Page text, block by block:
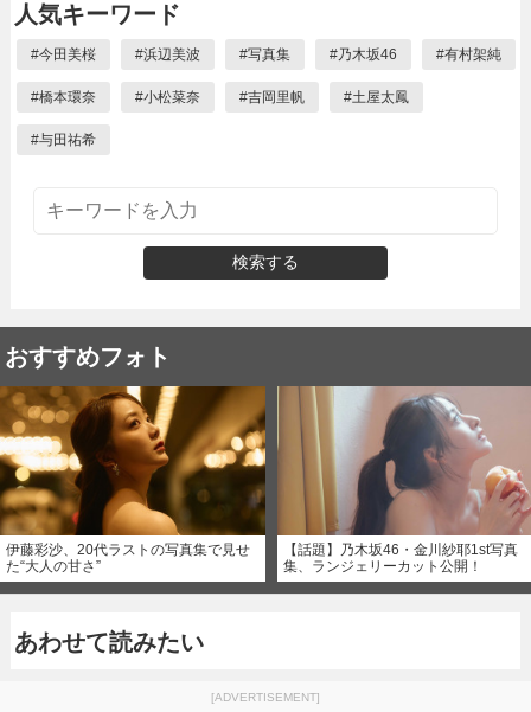
人気キーワード
#今田美桜 #浜辺美波 #写真集 #乃木坂46 #有村架純
#橋本環奈 #小松菜奈 #吉岡里帆 #土屋太鳳
#与田祐希
検索する
おすすめフォト
伊藤彩沙、20代ラストの写真集で見せ
た“大人の甘さ”
【話題】乃木坂46・金川紗耶1st写真
集、ランジェリーカット公開！
あわせて読みたい
[ADVERTISEMENT]